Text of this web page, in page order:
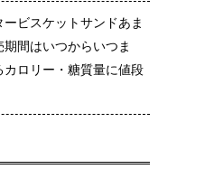
ビスケットサンドあま
間はいつからいつま
カロリー・糖質量に値段